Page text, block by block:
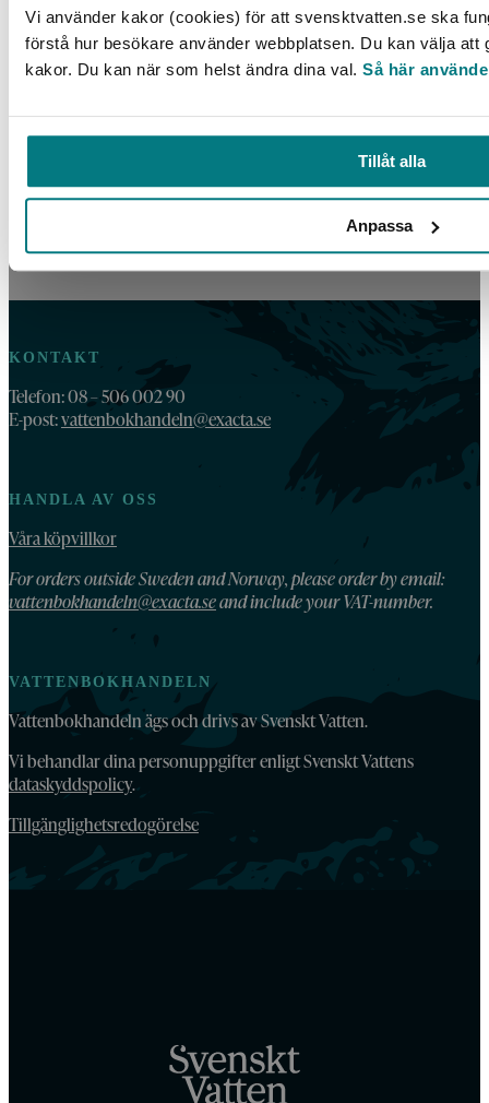
Vi använder kakor (cookies) för att svensktvatten.se ska
förstå hur besökare använder webbplatsen. Du kan välja att
kakor. Du kan när som helst ändra dina val. Så här
Tillåt alla
Anpassa
Nordisk konferens om kväverening och biologisk
KONTAKT
Telefon: 08 – 506 002 90
E-post:vattenbokhandeln@exacta.se
HANDLA AV OSS
Våra köpvillkor
For orders outside Sweden and Norway, please order by email:
vattenbokhandeln@exacta.seand include your VAT-number.
VATTENBOKHANDELN
Vattenbokhandeln ägs och drivs av Svenskt Vatten.
Vi behandlar dina personuppgifter enligt Svenskt Vattens
dataskyddspolicy.
Tillgänglighetsredogörelse